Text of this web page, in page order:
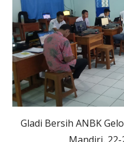
Gladi Bersih ANBK